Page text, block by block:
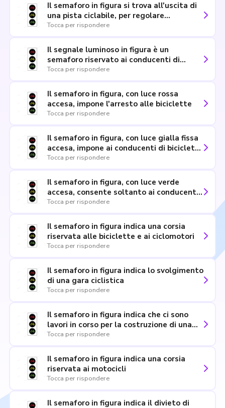
Il semaforo in figura si trova all'uscita di
una pista ciclabile, per regolare
l'attraversamento della strada
Tocca per rispondere
Il segnale luminoso in figura è un
semaforo riservato ai conducenti di
biciclette
Tocca per rispondere
Il semaforo in figura, con luce rossa
accesa, impone l'arresto alle biciclette
Tocca per rispondere
Il semaforo in figura, con luce gialla fissa
accesa, impone ai conducenti di biciclette
di liberare velocemente l'incrocio se lo
Tocca per rispondere
Il semaforo in figura, con luce verde
accesa, consente soltanto ai conducenti
di biciclette di attraversare l'incrocio
Tocca per rispondere
Il semaforo in figura indica una corsia
riservata alle biciclette e ai ciclomotori
Tocca per rispondere
Il semaforo in figura indica lo svolgimento
di una gara ciclistica
Tocca per rispondere
Il semaforo in figura indica che ci sono
lavori in corso per la costruzione di una
pista ciclabile
Tocca per rispondere
Il semaforo in figura indica una corsia
riservata ai motocicli
Tocca per rispondere
Il semaforo in figura indica il divieto di